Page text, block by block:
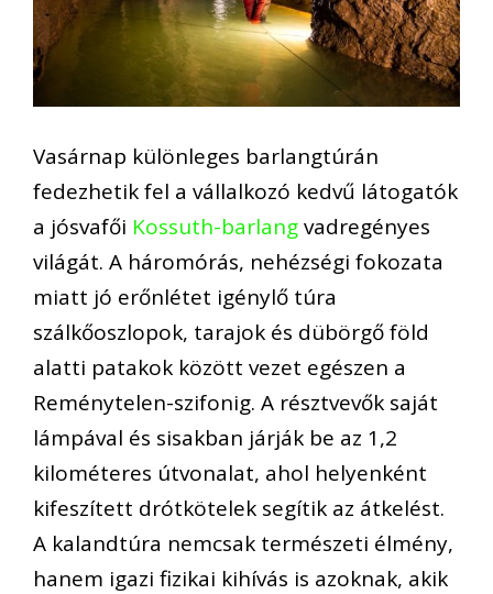
Vasárnap különleges barlangtúrán
fedezhetik fel a vállalkozó kedvű látogatók
a jósvafői Kossuth-barlangvadregényes
világát. A háromórás, nehézségi fokozata
miatt jó erőnlétet igénylő túra
szálkőoszlopok, tarajok és dübörgő föld
alatti patakok között vezet egészen a
Reménytelen-szifonig. A résztvevők saját
lámpával és sisakban járják be az 1,2
kilométeres útvonalat, ahol helyenként
kifeszített drótkötelek segítik az átkelést.
A kalandtúra nemcsak természeti élmény,
hanem igazi fizikai kihívás is azoknak, akik